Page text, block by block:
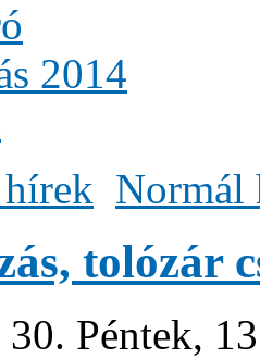
2014
Normál
tolózár
Péntek,